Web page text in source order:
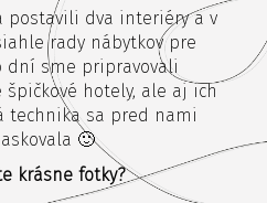
postavili dva interiéry a v
rady nábytkov pre
dní sme pripravovali
hotely, ale aj ich
technika sa pred nami
🙂
krásne fotky?